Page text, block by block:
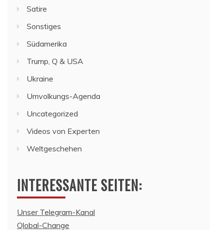
Satire
Sonstiges
Südamerika
Trump, Q & USA
Ukraine
Umvolkungs-Agenda
Uncategorized
Videos von Experten
Weltgeschehen
INTERESSANTE SEITEN:
Unser Telegram-Kanal
Qlobal-Change